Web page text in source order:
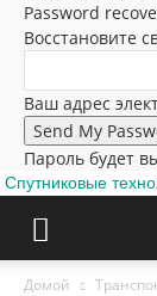
Password
Восстановите
Ваш адрес
Пароль будет
Спутниковые
Домой